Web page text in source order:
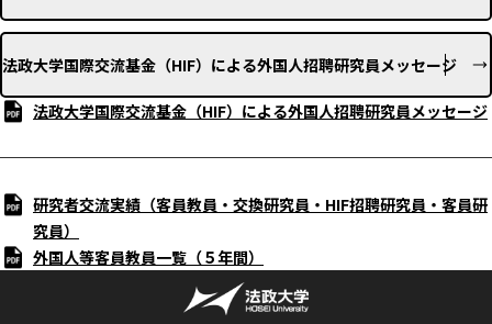
法政大学国際交流基金（HIF）による外国人招聘研究員メッセージ
法政大学国際交流基金（HIF）による外国人招聘研究員メッセージ
研究者交流実績（客員教員・交換研究員・HIF招聘研究員・客員研
究員）
外国人等客員教員一覧（５年間）